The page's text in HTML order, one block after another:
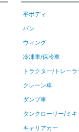
平ボディ
バン
ウィング
冷凍車/保冷車
トラクター/トレーラ
クレーン車
ダンプ車
タンクローリー/ミキ
キャリアカー